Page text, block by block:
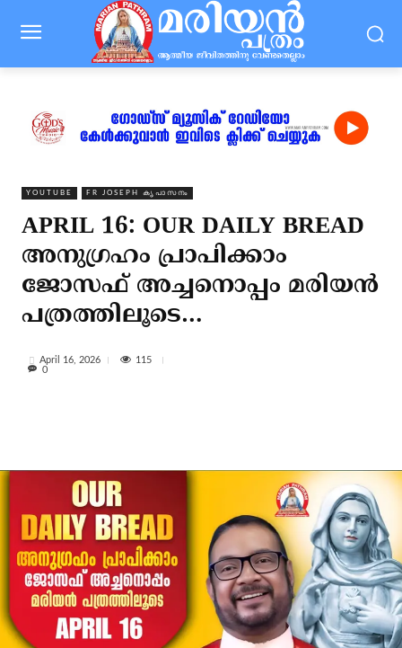
YOUTUBE FR JOSEPH കൃപാസനം
APRIL 16: OUR DAILY BREAD
അനുഗ്രഹം പ്രാപിക്കാം
ജോസഫ് അച്ചനൊപ്പം മരിയൻ
പത്രത്തിലൂടെ…
April 16, 2026
115
0